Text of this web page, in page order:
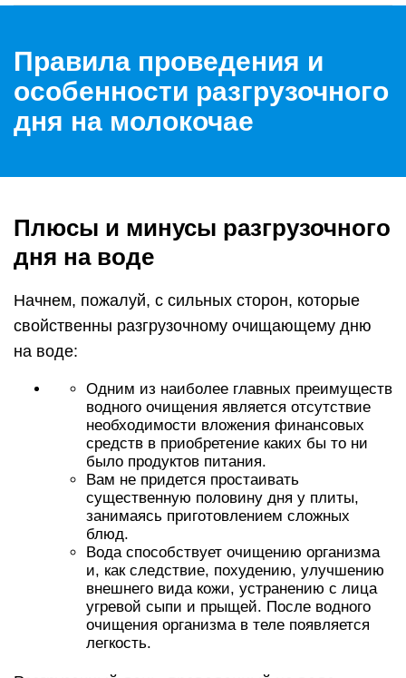
Правила проведения и
особенности разгрузочного
дня на молокочае
Плюсы и минусы разгрузочного
дня на воде
Начнем, пожалуй, с сильных сторон, которые
свойственны разгрузочному очищающему дню
на воде:
Одним из наиболее главных преимуществ
водного очищения является отсутствие
необходимости вложения финансовых
средств в приобретение каких бы то ни
было продуктов питания.
Вам не придется простаивать
существенную половину дня у плиты,
занимаясь приготовлением сложных
блюд.
Вода способствует очищению организма
и, как следствие, похудению, улучшению
внешнего вида кожи, устранению с лица
угревой сыпи и прыщей. После водного
очищения организма в теле появляется
легкость.